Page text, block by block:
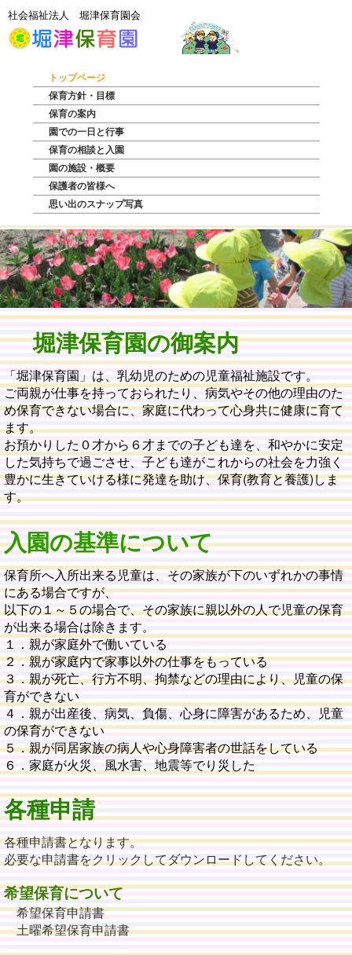
社会福祉法人 堀津保育園会
トップページ
保育方針・目標
保育の案内
園での一日と行事
保育の相談と入園
園の施設・概要
保護者の皆様へ
思い出のスナップ写真
堀津保育園の御案内
「堀津保育園」は、乳幼児のための児童福祉施設です。
ご両親が仕事を持っておられたり、病気やその他の理由のた
め保育できない場合に、家庭に代わって心身共に健康に育て
ます。
お預かりした０才から６才までの子ども達を、和やかに安定
した気持ちで過ごさせ、子ども達がこれからの社会を力強く
豊かに生きていける様に発達を助け、保育(教育と養護)しま
す。
入園の基準について
保育所へ入所出来る児童は、その家族が下のいずれかの事情
にある場合ですが、
以下の１～５の場合で、その家族に親以外の人で児童の保育
が出来る場合は除きます。
１．親が家庭外で働いている
２．親が家庭内で家事以外の仕事をもっている
３．親が死亡、行方不明、拘禁などの理由により、児童の保
育ができない
４．親が出産後、病気、負傷、心身に障害があるため、児童
の保育ができない
５．親が同居家族の病人や心身障害者の世話をしている
６．家庭が火災、風水害、地震等でり災した
各種申請
各種申請書となります。
必要な申請書をクリックしてダウンロードしてください。
希望保育について
希望保育申請書
土曜希望保育申請書